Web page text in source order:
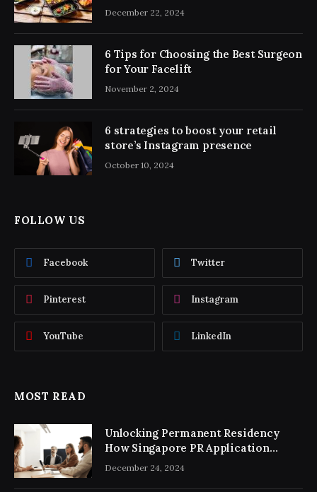
December 22, 2024
6 Tips for Choosing the Best Surgeon
for Your Facelift
November 2, 2024
6 strategies to boost your retail
store’s Instagram presence
October 10, 2024
FOLLOW US
Facebook Twitter
Pinterest Instagram
YouTube LinkedIn
MOST READ
Unlocking Permanent Residency
How Singapore PR Application
Consultancy Simplifies the Process
December 24, 2024